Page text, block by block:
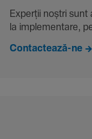
Experții noștri sunt
la imple­men­tare,
Contactează-ne